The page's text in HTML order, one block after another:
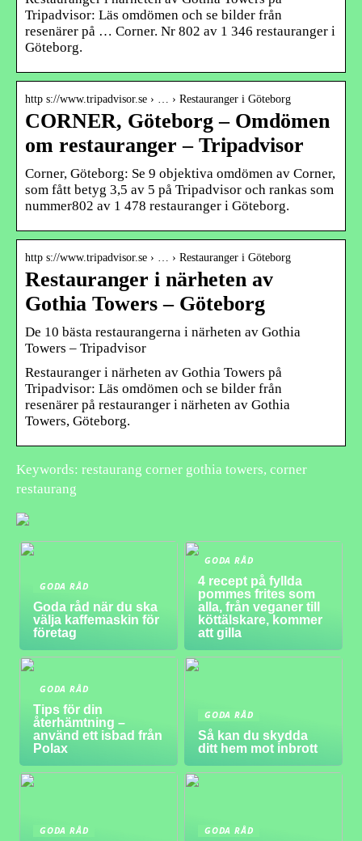
Tripadvisor: Läs omdömen och se bilder från
resenärer på … Corner. Nr 802 av 1 346 restauranger i
Göteborg.
http s://www.tripadvisor.se › … › Restauranger i Göteborg
CORNER, Göteborg – Omdömen
om restauranger – Tripadvisor
Corner, Göteborg: Se 9 objektiva omdömen av Corner,
som fått betyg 3,5 av 5 på Tripadvisor och rankas som
nummer802 av 1 478 restauranger i Göteborg.
http s://www.tripadvisor.se › … › Restauranger i Göteborg
Restauranger i närheten av
Gothia Towers – Göteborg
De 10 bästa restaurangerna i närheten av Gothia
Towers – Tripadvisor
Restauranger i närheten av Gothia Towers på
Tripadvisor: Läs omdömen och se bilder från
resenärer på restauranger i närheten av Gothia
Towers, Göteborg.
Keywords: restaurang corner gothia towers, corner
restaurang
GODA RÅD
Goda råd när du ska
välja kaffemaskin för
företag
GODA RÅD
4 recept på fyllda
pommes frites som
alla, från veganer till
köttälskare, kommer
att gilla
GODA RÅD
Tips för din
återhämtning –
använd ett isbad från
Polax
GODA RÅD
Så kan du skydda
ditt hem mot inbrott
GODA RÅD GODA RÅD